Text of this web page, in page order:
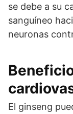
se debe a su
sanguíneo
neuronas
El ginseng